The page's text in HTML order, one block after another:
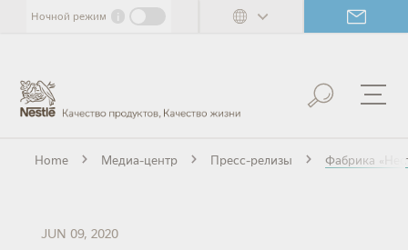
content
Ночной режим i
Home Медиа-центр Пресс-релизы Фабрика
JUN 09, 2020